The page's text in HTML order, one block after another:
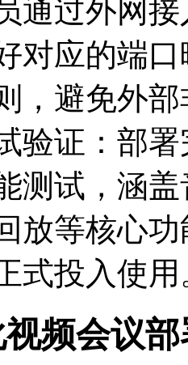
通过外网
对应的端
，避免外
验证：部
测试，涵
放等核心
式投入使用
频会议